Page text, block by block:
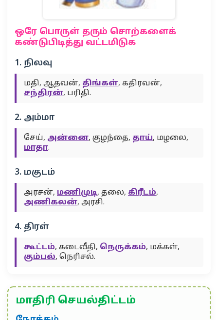
ஒரே பொருள் தரும் சொற்களைக்
கண்டுபிடித்து வட்டமிடுக
1. நிலவு
மதி, ஆதவன், திங்கள், கதிரவன்,
சந்திரன், பரிதி.
2. அம்மா
சேய், அன்னை, குழந்தை, தாய், மழலை,
மாதா.
3. மகுடம்
அரசன், மணிமுடி, தலை, கிரீடம்,
அணிகலன், அரசி.
4. திரள்
கூட்டம், கடைவீதி, நெருக்கம், மக்கள்,
கும்பல், நெரிசல்.
மாதிரி செயல்திட்டம்